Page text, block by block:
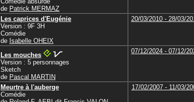
de Patrick MERMAZ
Les caprices d'Eugénie
Version : 9F 3H
Comédie
de Isabelle OHEIX
20/03/2010 - 28/03/
Les mouches
Version : 5 personnages
Sketch
de Pascal MARTIN
07/12/2024 - 07/12/
Meurtre à l'auberge
Comédie
17/02/2007 - 11/03/